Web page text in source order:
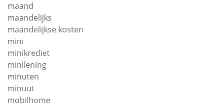
maand
maandelijks
maandelijkse kosten
mini
minikrediet
minilening
minuten
minuut
mobilhome